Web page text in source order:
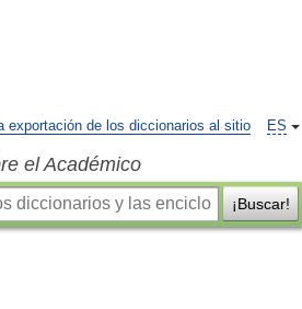
ES
exportación de los diccionarios al sitio
el Académico
¡Buscar!